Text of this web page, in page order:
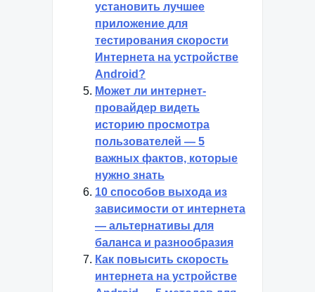
установить лучшее
приложение для
тестирования скорости
Интернета на устройстве
Android?
Может ли интернет-
провайдер видеть
историю просмотра
пользователей — 5
важных фактов, которые
нужно знать
10 способов выхода из
зависимости от интернета
— альтернативы для
баланса и разнообразия
Как повысить скорость
интернета на устройстве